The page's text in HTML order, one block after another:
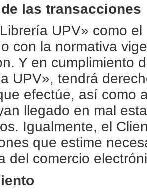
las transacciones
UPV» como
con la normativa
Y en cumplimiento
UPV», tendrá
efectúe, así como
llegado en mal
Igualmente, el
que estime
del comercio